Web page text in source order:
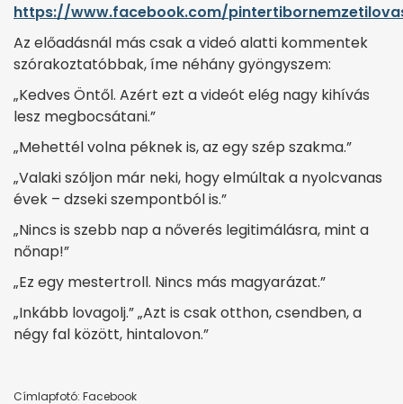
https://www.facebook.com/
Az előadásnál más csak a videó alatti kommentek
szórakoztatóbbak, íme néhány gyöngyszem:
„Kedves Öntől. Azért ezt a videót elég nagy kihívás
lesz megbocsátani.”
„Mehettél volna péknek is, az egy szép szakma.”
„Valaki szóljon már neki, hogy elmúltak a nyolcvanas
évek – dzseki szempontból is.”
„Nincs is szebb nap a nőverés legitimálásra, mint a
nőnap!”
„Ez egy mestertroll. Nincs más magyarázat.”
„Inkább lovagolj.” „Azt is csak otthon, csendben, a
négy fal között, hintalovon.”
Címlapfotó: Facebook